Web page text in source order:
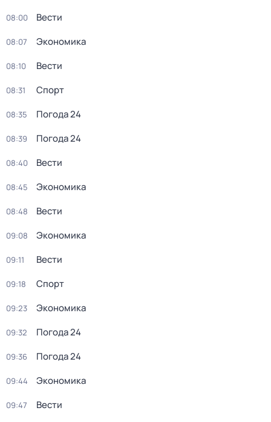
08:00 Вести
08:07 Экономика
08:10 Вести
08:31 Спорт
08:35 Погода 24
08:39 Погода 24
08:40 Вести
08:45 Экономика
08:48 Вести
09:08 Экономика
09:11 Вести
09:18 Спорт
09:23 Экономика
09:32 Погода 24
09:36 Погода 24
09:44 Экономика
09:47 Вести